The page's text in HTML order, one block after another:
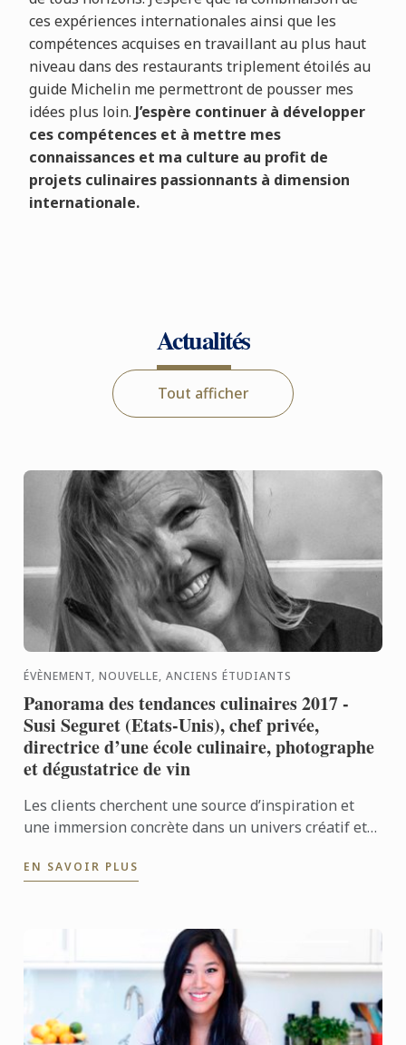
ces expériences internationales ainsi que les
compétences acquises en travaillant au plus haut
niveau dans des restaurants triplement étoilés au
guide Michelin me permettront de pousser mes
idées plus loin. J’espère continuer à développer
ces compétences et à mettre mes
connaissances et ma culture au profit de
projets culinaires passionnants à dimension
internationale.
Actualités
Tout afficher
ÉVÈNEMENT, NOUVELLE, ANCIENS ÉTUDIANTS
Panorama des tendances culinaires 2017 -
Susi Seguret (Etats-Unis), chef privée,
directrice d’une école culinaire, photographe
et dégustatrice de vin
Les clients cherchent une source d’inspiration et
une immersion concrète dans un univers créatif et
dégustation ...
EN SAVOIR PLUS